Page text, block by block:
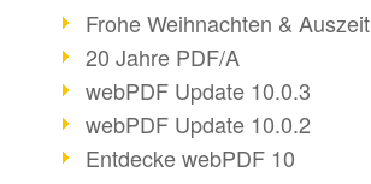
Frohe Weihnachten & Auszeit
20 Jahre PDF/A
webPDF Update 10.0.3
webPDF Update 10.0.2
Entdecke webPDF 10